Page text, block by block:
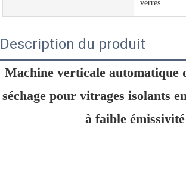
verres
Description du produit
Machine verticale automatique
séchage pour vitrages isolants
à faible émissivité